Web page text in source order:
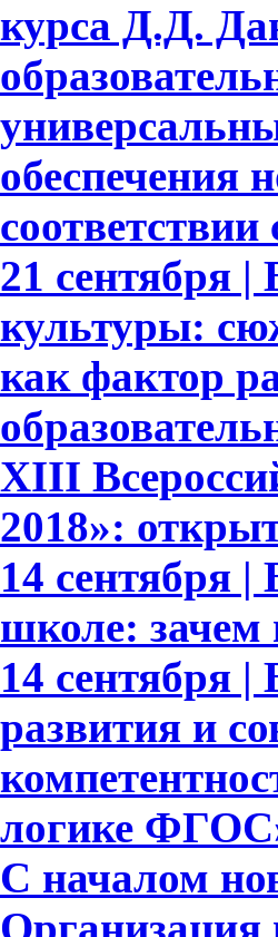
курса Д.Д.
обеспечения
21 сентября
культуры:
как фактор
XIII
2018»:
14 сентября
школе: зачем
14 сентября
развития и
логике
С началом